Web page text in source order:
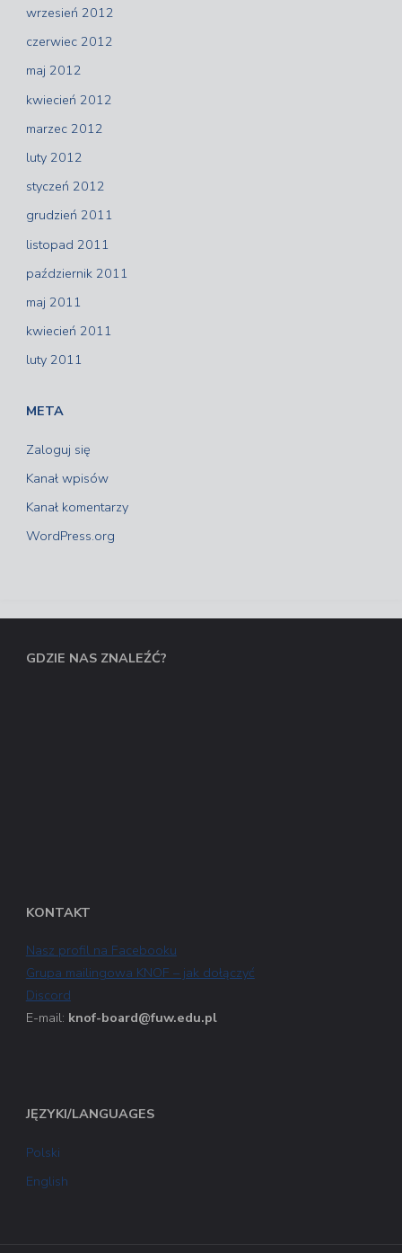
wrzesień 2012
czerwiec 2012
maj 2012
kwiecień 2012
marzec 2012
luty 2012
styczeń 2012
grudzień 2011
listopad 2011
październik 2011
maj 2011
kwiecień 2011
luty 2011
META
Zaloguj się
Kanał wpisów
Kanał komentarzy
WordPress.org
GDZIE NAS ZNALEŹĆ?
KONTAKT
Nasz profil na Facebooku
Grupa mailingowa KNOF – jak dołączyć
Discord
E-mail: knof-board@fuw.edu.pl
JĘZYKI/LANGUAGES
Polski
English